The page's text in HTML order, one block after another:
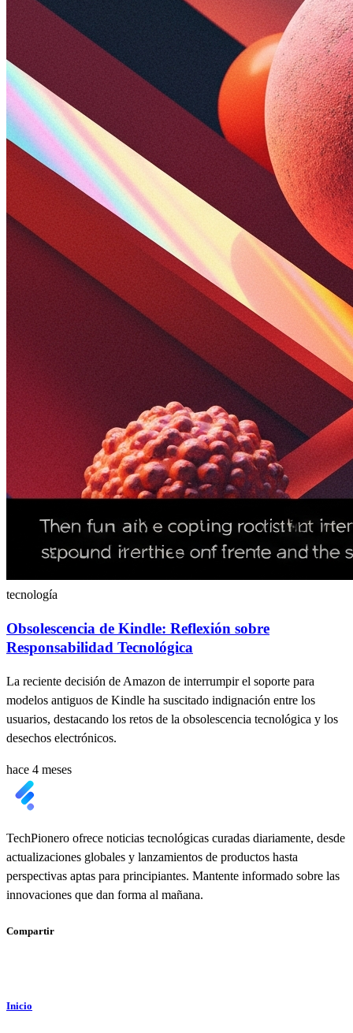
tecnología
Obsolescencia de Kindle: Reflexión sobre
Responsabilidad Tecnológica
La reciente decisión de Amazon de interrumpir el soporte para
modelos antiguos de Kindle ha suscitado indignación entre los
usuarios, destacando los retos de la obsolescencia tecnológica y los
desechos electrónicos.
hace 4 meses
TechPionero ofrece noticias tecnológicas curadas diariamente, desde
actualizaciones globales y lanzamientos de productos hasta
perspectivas aptas para principiantes. Mantente informado sobre las
innovaciones que dan forma al mañana.
Compartir
Inicio